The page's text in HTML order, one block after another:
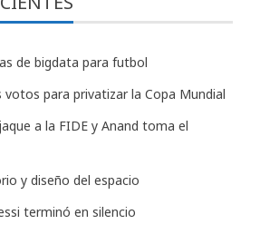
de bigdata para futbol
para privatizar la Copa Mundial
a la FIDE y Anand toma el
y diseño del espacio
terminó en silencio